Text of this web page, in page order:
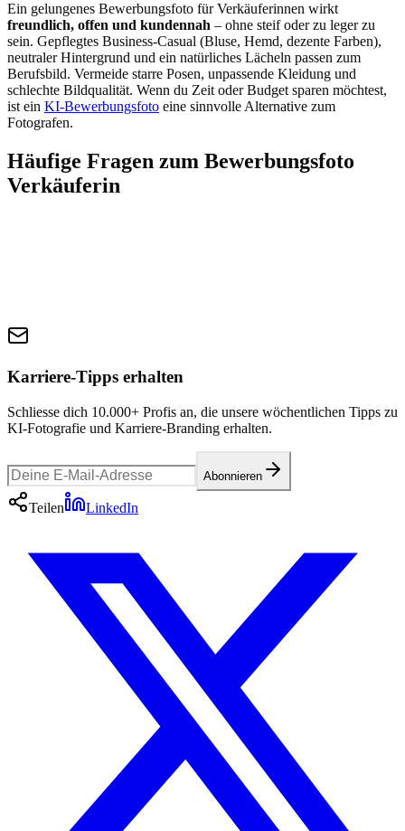
Ein gelungenes Bewerbungsfoto für Verkäuferinnen wirkt
freundlich, offen und kundennah – ohne steif oder zu leger zu
sein. Gepflegtes Business-Casual (Bluse, Hemd, dezente Farben),
neutraler Hintergrund und ein natürliches Lächeln passen zum
Berufsbild. Vermeide starre Posen, unpassende Kleidung und
schlechte Bildqualität. Wenn du Zeit oder Budget sparen möchtest,
ist ein KI-Bewerbungsfoto eine sinnvolle Alternative zum
Fotografen.
Häufige Fragen zum Bewerbungsfoto
Verkäuferin
Karriere-Tipps erhalten
Schliesse dich 10.000+ Profis an, die unsere wöchentlichen Tipps zu
KI-Fotografie und Karriere-Branding erhalten.
Abonnieren
Teilen LinkedIn